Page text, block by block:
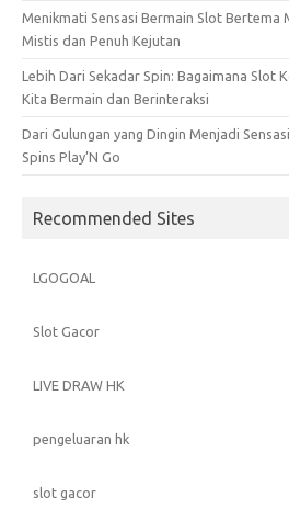
Menikmati Sensasi Bermain Slot Bertema
Mistis dan Penuh Kejutan
Lebih Dari Sekadar Spin: Bagaimana Slot
Kita Bermain dan Berinteraksi
Dari Gulungan yang Dingin Menjadi
Spins Play’N Go
Recommended Sites
LGOGOAL
Slot Gacor
LIVE DRAW HK
pengeluaran hk
slot gacor